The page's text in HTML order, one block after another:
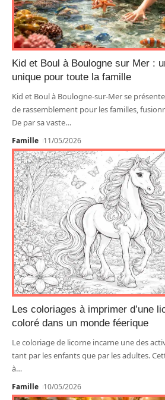
Kid et Boul à Boulogne sur Mer :
unique pour toute la famille
Kid et Boul à Boulogne-sur-Mer se
de rassemblement pour les familles,
De par sa vaste…
Famille 11/05/2026
Les coloriages à imprimer d’une
coloré dans un monde féerique
Le coloriage de licorne incarne une des
tant par les enfants que par les adultes.
à…
Famille 10/05/2026